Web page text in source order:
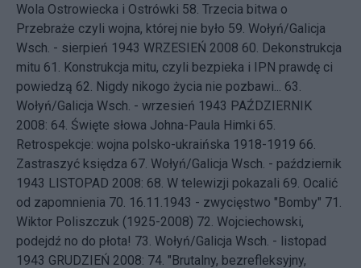
Wola Ostrowiecka i Ostrówki 58. Trzecia bitwa o
Przebraże czyli wojna, której nie było 59. Wołyń/Galicja
Wsch. - sierpień 1943 WRZESIEŃ 2008 60. Dekonstrukcja
mitu 61.
Konstrukcja mitu, czyli bezpieka i IPN prawdę ci
powiedzą 62. Nigdy nikogo życia nie pozbawi...
63.
Wołyń/Galicja Wsch. - wrzesień 1943 PAŹDZIERNIK
2008: 64. Święte słowa Johna-Paula Himki 65.
Retrospekcje: wojna polsko-ukraińska 1918-1919 66.
Zastraszyć księdza 67. Wołyń/Galicja Wsch. - październik
1943 LISTOPAD 2008: 68. W telewizji pokazali 69. Ocalić
od zapomnienia 70. 16.11.1943 - zwycięstwo "Bomby" 71.
Wiktor Poliszczuk (1925-2008) 72. Wojciechowski,
podejdź no do płota! 73. Wołyń/Galicja Wsch. - listopad
1943 GRUDZIEŃ 2008: 74. "Brutalny, bezrefleksyjny,